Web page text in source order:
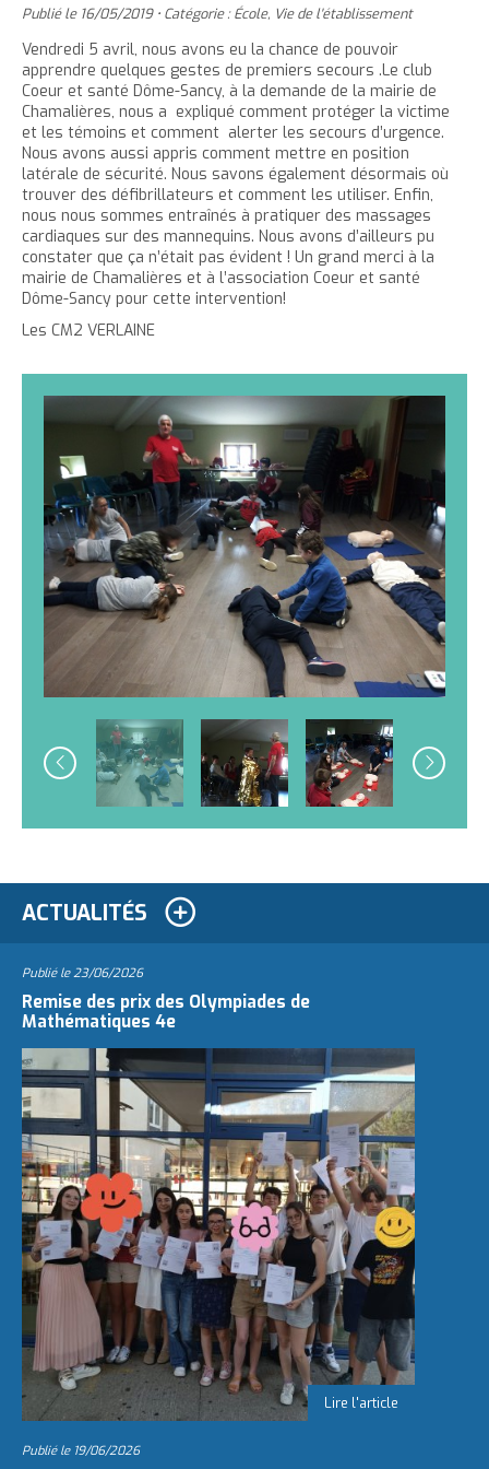
h
è
c
l
e
a
c
c
u
e
i
l
t
e
r
l
a
t
a
i
l
l
e
d
t
e
e
r
l
a
t
a
i
l
l
e
d
u
e
e
e
r
c
e
t
t
e
p
a
g
e
e
r
c
e
c
o
n
t
e
n
u
Publié le 16/05/2019 • Catégorie :École, Vie de l'établissement
Vendredi 5 avril, nous avons eu la chance de pouvoir
apprendre quelques gestes de premiers secours .Le club
Coeur et santé Dôme-Sancy, à la demande de la mairie de
Chamalières, nous a expliqué comment protéger la victime
et les témoins et comment alerter les secours d’urgence.
Nous avons aussi appris comment mettre en position
latérale de sécurité. Nous savons également désormais où
trouver des défibrillateurs et comment les utiliser. Enfin,
nous nous sommes entraînés à pratiquer des massages
cardiaques sur des mannequins. Nous avons d’ailleurs pu
constater que ça n’était pas évident ! Un grand merci à la
mairie de Chamalières et à l’association Coeur et santé
Dôme-Sancy pour cette intervention!
Les CM2 VERLAINE
ACTUALITÉS
Publié le23/06/2026
Remise des prix des Olympiades de
Mathématiques 4e
Publié le 19/06/2026